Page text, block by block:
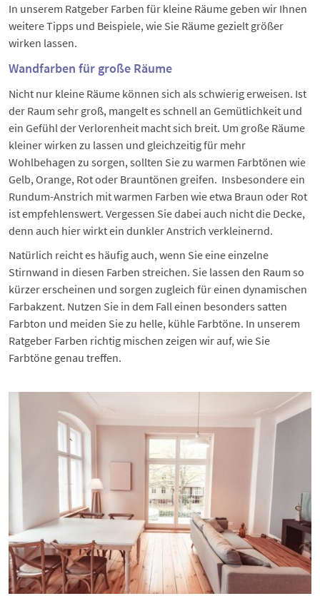
In unserem Ratgeber Farben für kleine Räume geben wir Ihnen
weitere Tipps und Beispiele, wie Sie Räume gezielt größer
wirken lassen.
Wandfarben für große Räume
Nicht nur kleine Räume können sich als schwierig erweisen. Ist
der Raum sehr groß, mangelt es schnell an Gemütlichkeit und
ein Gefühl der Verlorenheit macht sich breit. Um große Räume
kleiner wirken zu lassen und gleichzeitig für mehr
Wohlbehagen zu sorgen, sollten Sie zu warmen Farbtönen wie
Gelb, Orange, Rot oder Brauntönen greifen. Insbesondere ein
Rundum-Anstrich mit warmen Farben wie etwa Braun oder Rot
ist empfehlenswert. Vergessen Sie dabei auch nicht die Decke,
denn auch hier wirkt ein dunkler Anstrich verkleinernd.
Natürlich reicht es häufig auch, wenn Sie eine einzelne
Stirnwand in diesen Farben streichen. Sie lassen den Raum so
kürzer erscheinen und sorgen zugleich für einen dynamischen
Farbakzent. Nutzen Sie in dem Fall einen besonders satten
Farbton und meiden Sie zu helle, kühle Farbtöne. In unserem
Ratgeber Farben richtig mischen zeigen wir auf, wie Sie
Farbtöne genau treffen.